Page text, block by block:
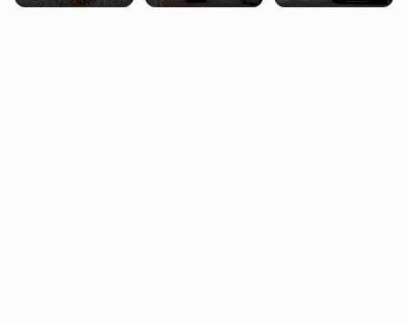
supermarketów
najlepszych
Londynie